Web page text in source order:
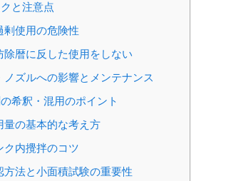
と注意点
剰使用の危険性
除暦に反した使用をしない
ノズルへの影響とメンテナンス
希釈・混用のポイント
量の基本的な考え方
ク内攪拌のコツ
方法と小面積試験の重要性